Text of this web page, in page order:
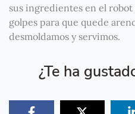
sus ingredientes en el
golpes para que quede
desmoldamos y servimos.
¿Te ha